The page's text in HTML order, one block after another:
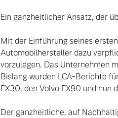
Ein ganzheitlicher Ansatz, der
Mit der Einführung seines
Automobilhersteller dazu
vorzulegen. Das Unternehmen
Bislang wurden LCA-Berichte
EX30, den Volvo EX90 und nun
Der ganzheitliche, auf